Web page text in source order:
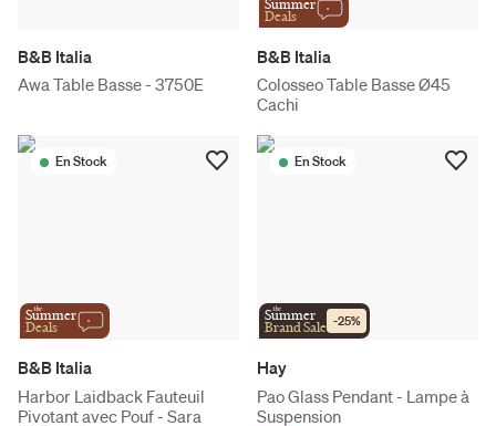
B&B Italia
Awa Table Basse - 3750E
Summer
Deals
B&B Italia
Colosseo Table Basse Ø45
Cachi
En Stock
the
Summer
Deals
B&B Italia
Harbor Laidback Fauteuil
Pivotant avec Pouf - Sara
En Stock
the
Summer
Brand Sale -25%
Hay
Pao Glass Pendant - Lampe à
Suspension